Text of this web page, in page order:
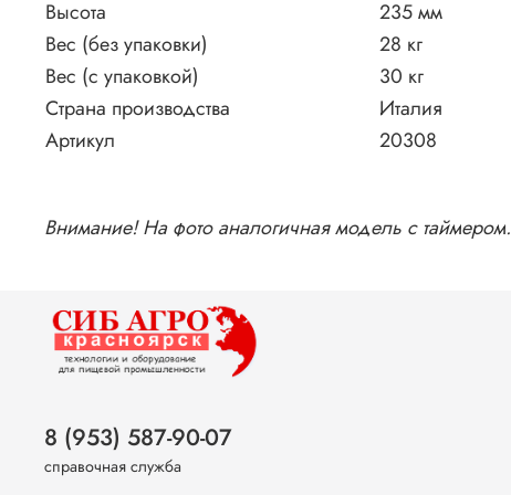
Высота
235 мм
Вес (без упаковки)
28 кг
Вес (с упаковкой)
30 кг
Страна производства
Италия
Артикул
20308
Внимание! На фото аналогичная модель с таймером.
8 (953) 587-90-07
справочная служба